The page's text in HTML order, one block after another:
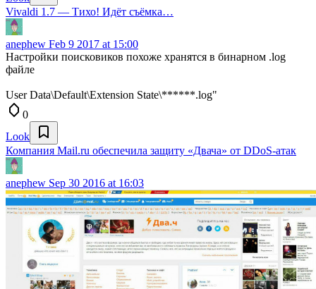
Vivaldi 1.7 — Тихо! Идёт съёмка…
anephew Feb 9 2017 at 15:00
Настройки поисковиков похоже хранятся в бинарном .log
файлe
User Data\Default\Extension State\******.log"
0
Look
Компания Mail.ru обеспечила защиту «Двача» от DDoS-атак
anephew Sep 30 2016 at 16:03